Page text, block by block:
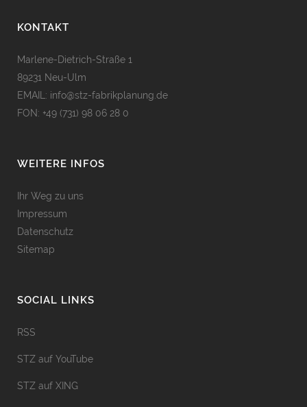
KONTAKT
Marlene-Dietrich-Straße 1
89231 Neu-Ulm
EMAIL: info@stz-fabrikplanung.de
FON: +49 (731) 98 06 28 0
WEITERE INFOS
Ihr Weg zu uns
Impressum
Datenschutz
Sitemap
SOCIAL LINKS
RSS
STZ auf YouTube
STZ auf XING